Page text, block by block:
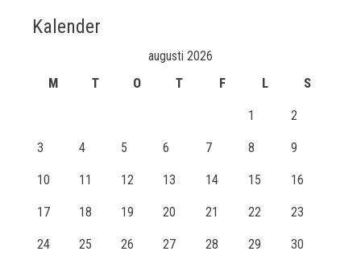
Kalender
augusti 2026
M
T O T F L S
1 2
3 4 5 6 7 8 9
10 11 12 13 14 15 16
17 18 19 20 21 22 23
24 25 26 27 28 29 30